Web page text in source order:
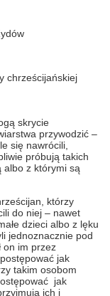
chrześcijańskiej
skrycie
przywodzić –
się nawrócili,
próbują takich
albo z którymi są
którzy
do niej – nawet
dzieci albo z lęku
jednoznacznie pod
on im przez
jak
takim osobom
jak
ich i